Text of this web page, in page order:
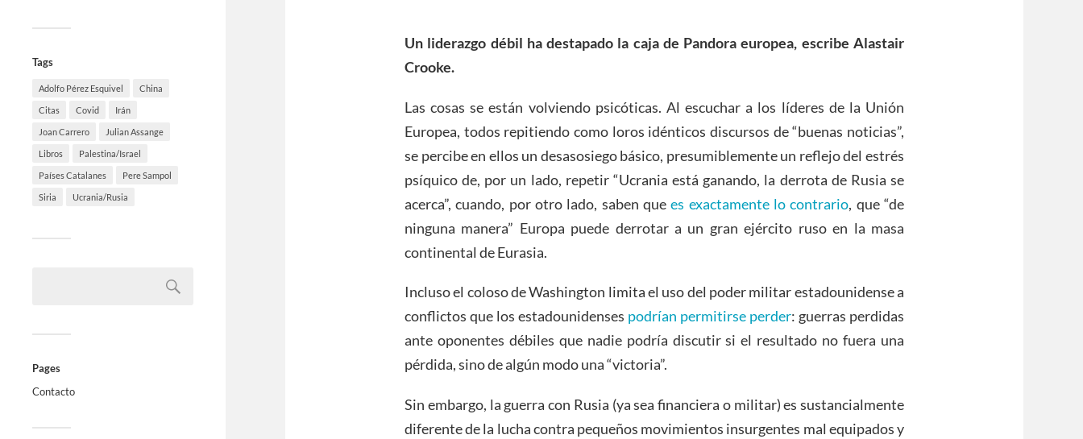
Tags
Adolfo Pérez Esquivel China
Citas Covid Irán
Joan Carrero Julian Assange
Libros Palestina/Israel
Países Catalanes Pere Sampol
Siria Ucrania/Rusia
Pages
Contacto
Un liderazgo débil hadestapado la caja de Pandora europea, escribe Alastair
Crooke.
Las cosas se están volviendo psicóticas. Al escuchar a los líderes de la Unión
Europea, todos repitiendo como loros idénticos discursos de “buenas noticias”,
se percibe en ellos un desasosiego básico, presumiblemente un reflejo del estrés
psíquico de, por un lado, repetir “Ucrania está ganando, la derrota de Rusia se
acerca”, cuando, por otro lado, saben quees exactamente lo contrario, que “de
ninguna manera” Europa puede derrotar a un gran ejército ruso en la masa
continental de Eurasia.
Incluso el coloso de Washington limita el uso del poder militar estadounidense a
conflictos que los estadounidenses podrían permitirse perder: guerras perdidas
ante oponentes débiles que nadie podría discutir si el resultado no fuera una
pérdida, sino de algún modo una “victoria”.
Sin embargo, la guerra con Rusia (ya sea financiera o militar) es sustancialmente
diferente de la lucha contra pequeños movimientos insurgentes mal equipados y